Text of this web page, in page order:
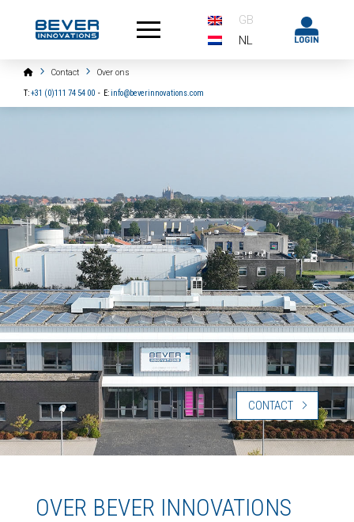
GB
NL
HomeContact
Over ons
T:+31 (0)111 74 54 00 - E:info@beverinnovations.com
CONTACT
OVER BEVER INNOVATIONS